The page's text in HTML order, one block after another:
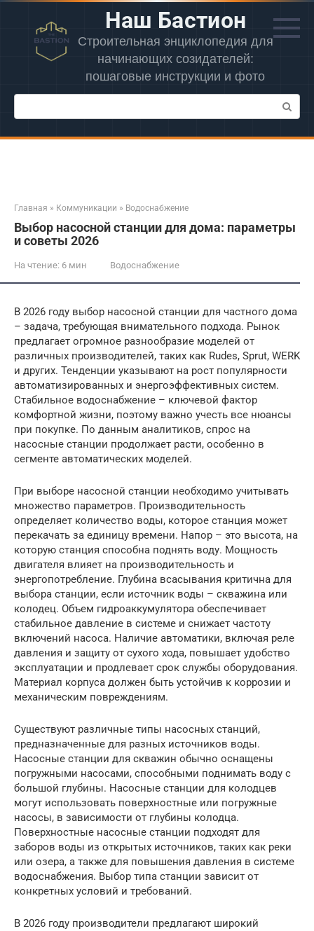
Перейти
контенту
Наш Бастион
Строительная энциклопедия для
начинающих созидателей:
пошаговые инструкции и фото
Поиск:
Главная » Коммуникации » Водоснабжение
Выбор насосной станции для дома: параметры
и советы 2026
На чтение: 6 мин Водоснабжение
В 2026 году выбор насосной станции для частного дома
– задача, требующая внимательного подхода. Рынок
предлагает огромное разнообразие моделей от
различных производителей, таких как Rudes, Sprut, WERK
и других. Тенденции указывают на рост популярности
автоматизированных и энергоэффективных систем.
Стабильное водоснабжение – ключевой фактор
комфортной жизни, поэтому важно учесть все нюансы
при покупке. По данным аналитиков, спрос на
насосные станции продолжает расти, особенно в
сегменте автоматических моделей.
При выборе насосной станции необходимо учитывать
множество параметров. Производительность
определяет количество воды, которое станция может
перекачать за единицу времени. Напор – это высота, на
которую станция способна поднять воду. Мощность
двигателя влияет на производительность и
энергопотребление. Глубина всасывания критична для
выбора станции, если источник воды – скважина или
колодец. Объем гидроаккумулятора обеспечивает
стабильное давление в системе и снижает частоту
включений насоса. Наличие автоматики, включая реле
давления и защиту от сухого хода, повышает удобство
эксплуатации и продлевает срок службы оборудования.
Материал корпуса должен быть устойчив к коррозии и
механическим повреждениям.
Существуют различные типы насосных станций,
предназначенные для разных источников воды.
Насосные станции для скважин обычно оснащены
погружными насосами, способными поднимать воду с
большой глубины. Насосные станции для колодцев
могут использовать поверхностные или погружные
насосы, в зависимости от глубины колодца.
Поверхностные насосные станции подходят для
заборов воды из открытых источников, таких как реки
или озера, а также для повышения давления в системе
водоснабжения. Выбор типа станции зависит от
конкретных условий и требований.
В 2026 году производители предлагают широкий